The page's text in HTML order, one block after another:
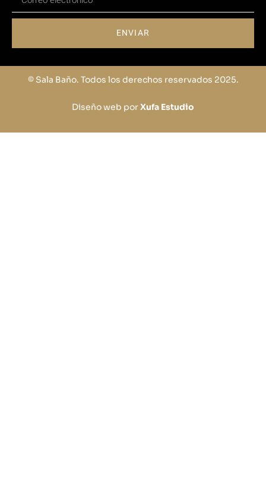
ENVIAR
© Sala Baño. Todos los derechos reservados 2025.
Diseño web porXufa Estudio